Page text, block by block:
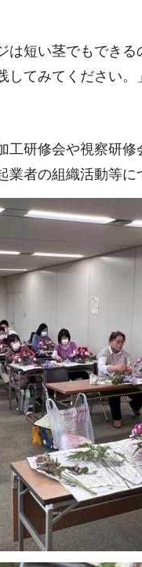
短い茎でもでき
てみてください。
研修会や視察研
者の組織活動等に